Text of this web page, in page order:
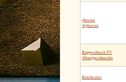
phoenix
@phoenix
Küppersbusch TV
@kueppersbuschtv
Ronzheimer